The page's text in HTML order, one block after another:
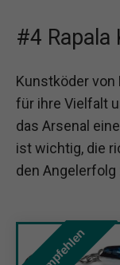
#4 Rapala
Kunstköder von
für ihre Vielfalt
das Arsenal
ist wichtig, die
den